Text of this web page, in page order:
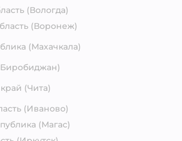
(Вологда)
(Воронеж)
(Махачкала)
(Чита)
(Иваново)
(Магас)